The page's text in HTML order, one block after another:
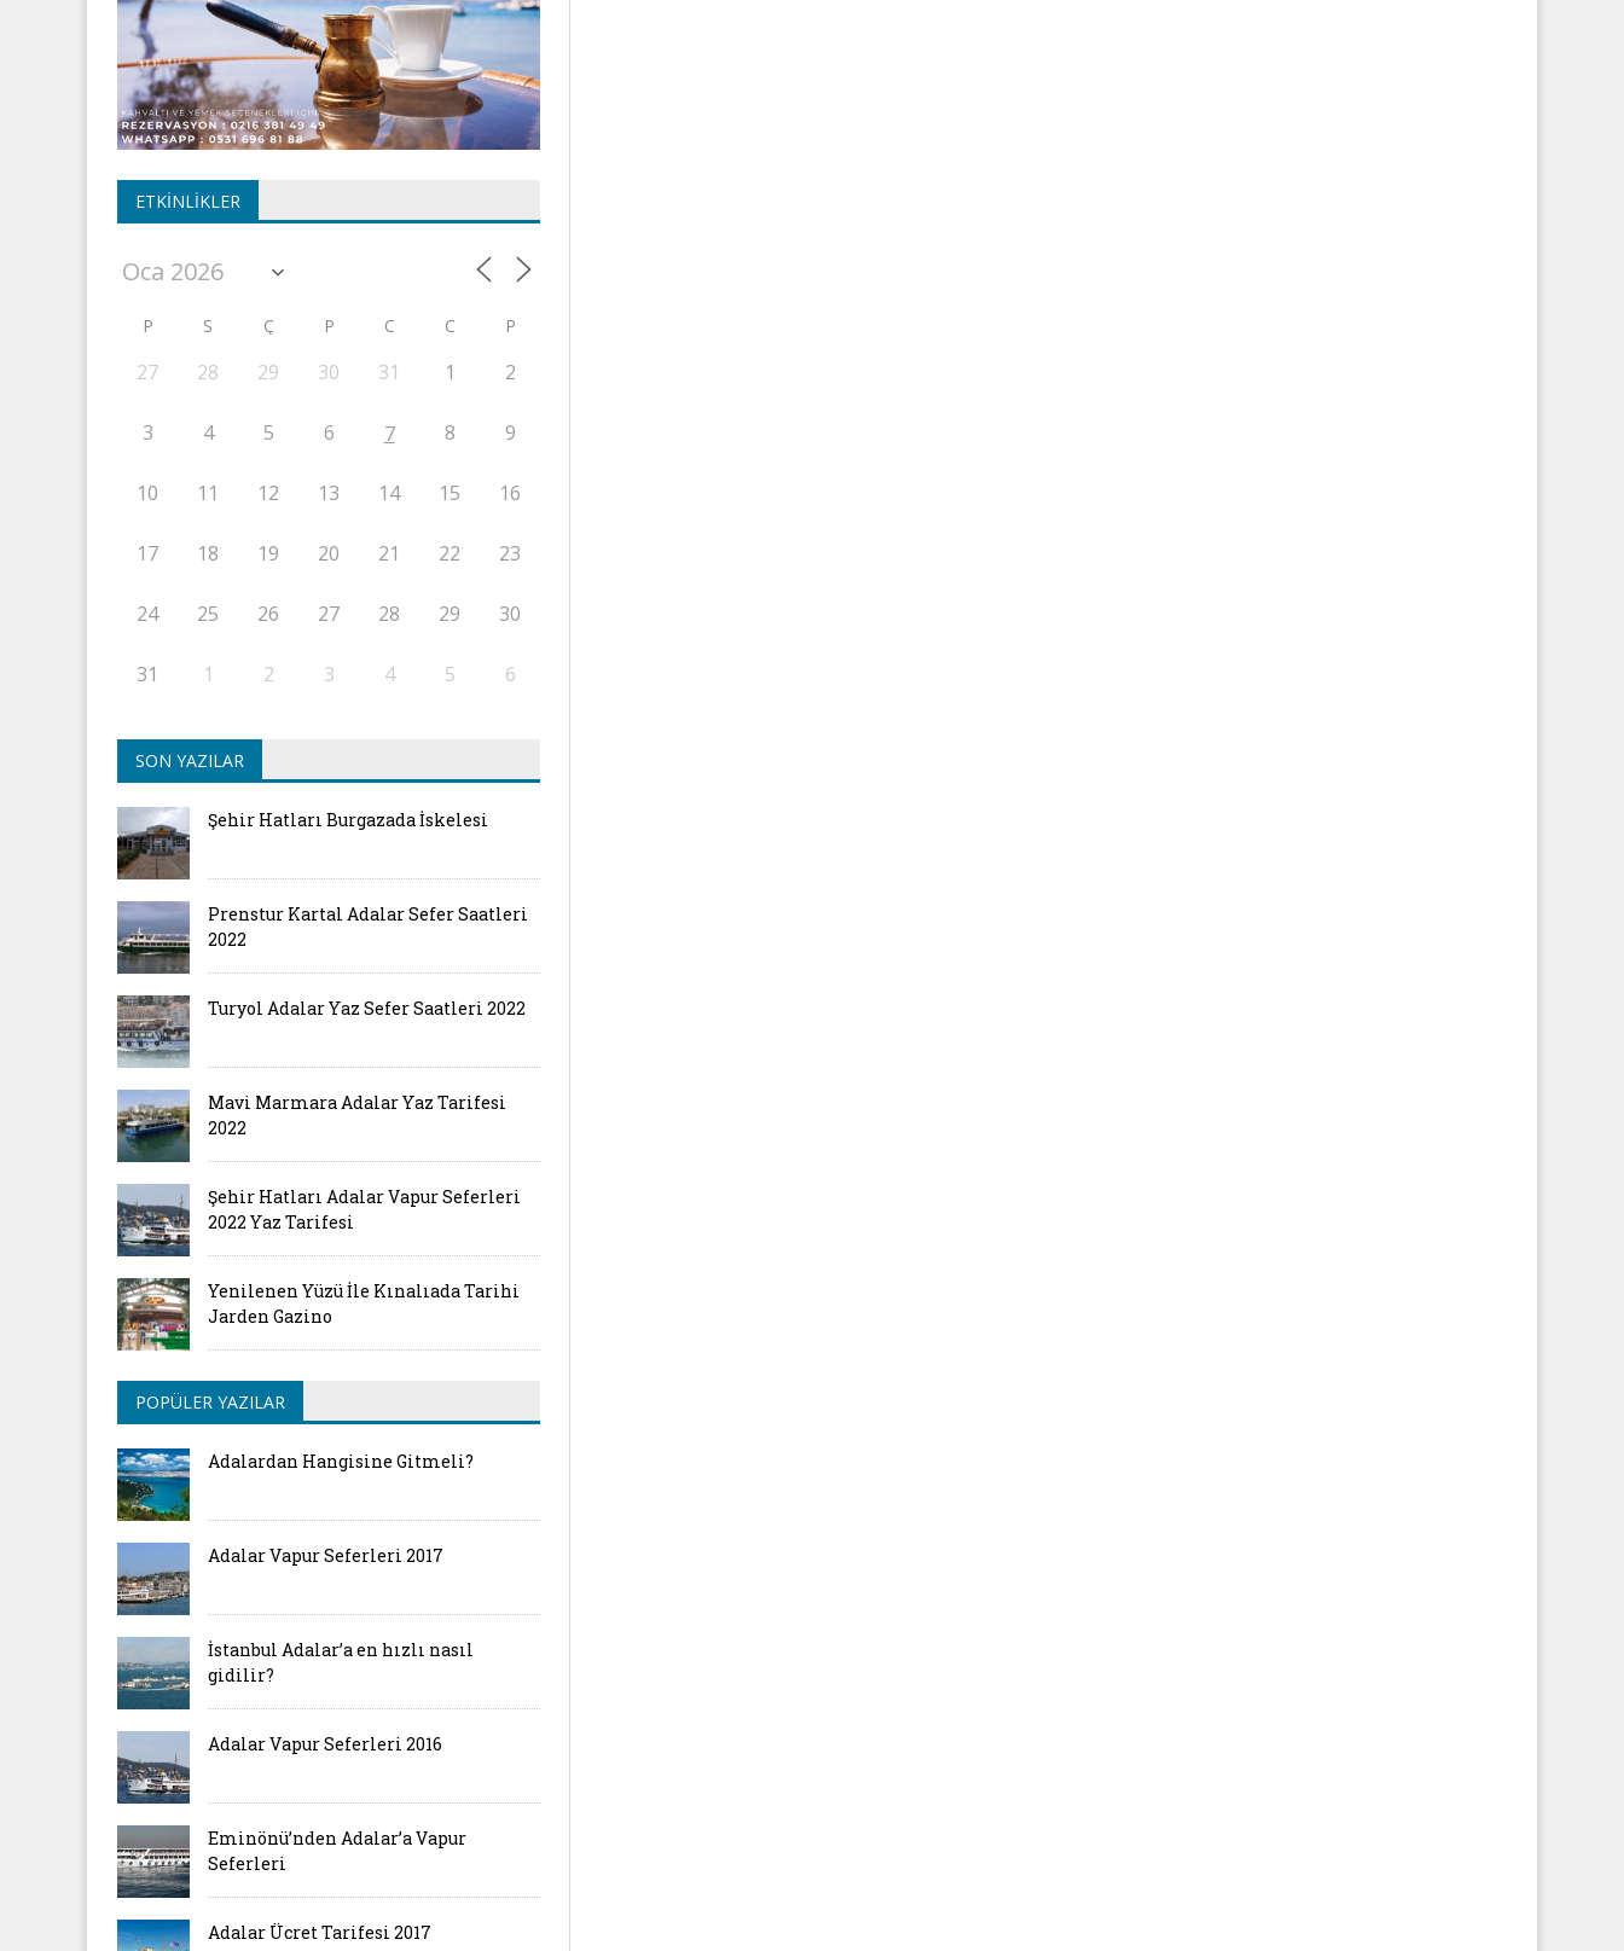
ETKINLIKLER
P S Ç P C C P
27 28 29 30 31 1 2
3 4 5 6 7 8 9
10 11 12 13 14 15 16
17 18 19 20 21 22 23
24 25 26 27 28 29 30
31 1 2 3 4 5 6
SON YAZILAR
Şehir Hatları Burgazada İskelesi
Prenstur Kartal Adalar Sefer Saatleri
2022
Turyol Adalar Yaz Sefer Saatleri 2022
Mavi Marmara Adalar Yaz Tarifesi
2022
Şehir Hatları Adalar Vapur Seferleri
2022 Yaz Tarifesi
Yenilenen Yüzü İle Kınalıada Tarihi
Jarden Gazino
POPÜLER YAZILAR
Adalardan Hangisine Gitmeli?
Adalar Vapur Seferleri 2017
İstanbul Adalar’a en hızlı nasıl
gidilir?
Adalar Vapur Seferleri 2016
Eminönü’nden Adalar’a Vapur
Seferleri
Adalar Ücret Tarifesi 2017